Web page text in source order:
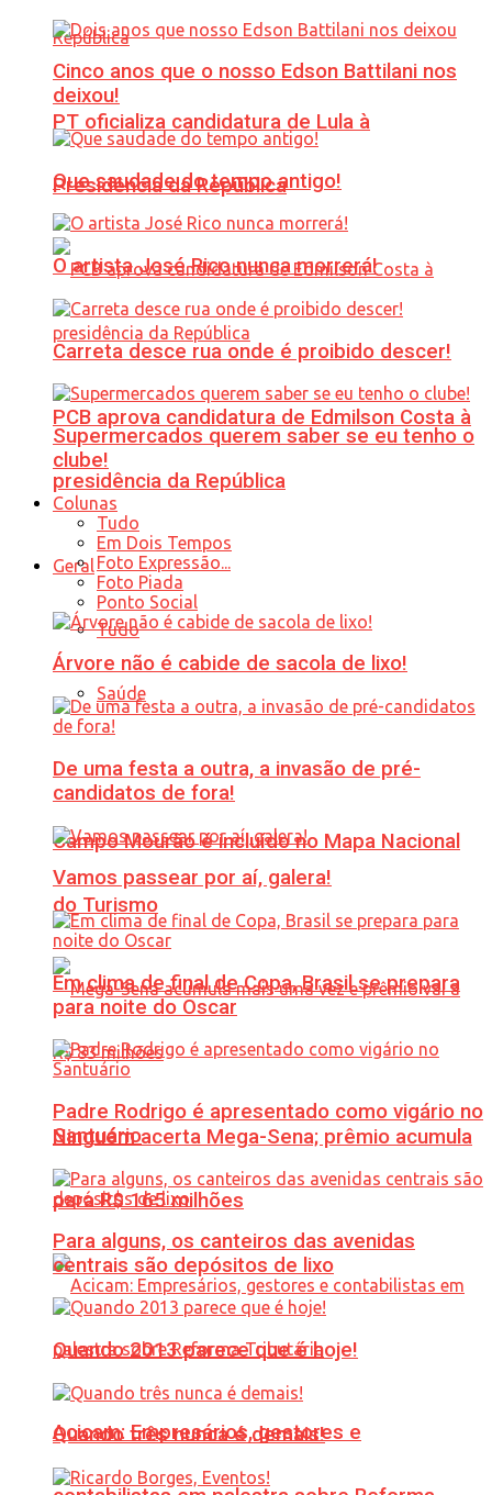
PT oficializa candidatura de Lula à
Presidência da República
PCB aprova candidatura de Edmilson Costa à
presidência da República
Geral
Tudo
Saúde
Campo Mourão é incluído no Mapa Nacional
do Turismo
Ninguém acerta Mega-Sena; prêmio acumula
para R$ 165 milhões
Acicam: Empresários, gestores e
Cinco anos que o nosso Edson Battilani nos
deixou!
Que saudade do tempo antigo!
O artista José Rico nunca morrerá!
Carreta desce rua onde é proibido descer!
Supermercados querem saber se eu tenho o
clube!
Colunas
Tudo
Em Dois Tempos
Foto Expressão...
Foto Piada
Ponto Social
Árvore não é cabide de sacola de lixo!
De uma festa a outra, a invasão de pré-
candidatos de fora!
Vamos passear por aí, galera!
Em clima de final de Copa, Brasil se prepara
para noite do Oscar
Padre Rodrigo é apresentado como vigário no
Santuário
Para alguns, os canteiros das avenidas
centrais são depósitos de lixo
Quando 2013 parece que é hoje!
Quando três nunca é demais!